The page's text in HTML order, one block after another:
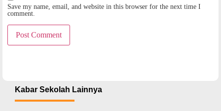
Save my name, email, and website in this browser for the next time I
comment.
Kabar Sekolah Lainnya